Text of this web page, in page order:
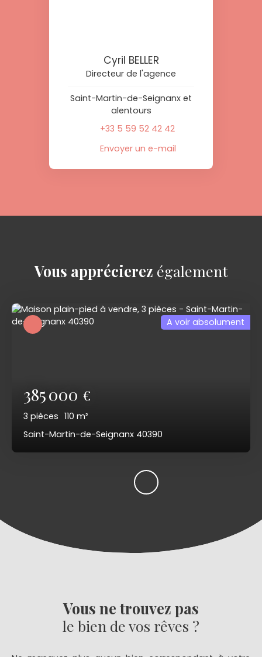
Cyril BELLER
Directeur de l'agence
Saint-Martin-de-Seignanx et
alentours
+33 5 59 52 42 42
Envoyer un e-mail
Vous apprécierez également
385 000 €
3 pièces 110 m²
Saint-Martin-de-Seignanx 40390
A voir absolument
Vous ne trouvez pas
le bien de vos rêves ?